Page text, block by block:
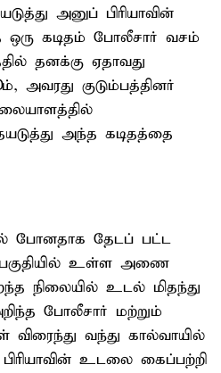
அனுப் பிரியாவின்
ஒரு கடிதம் போலீசார் வசம்
தனக்கு ஏதாவது
அவரது குடும்பத்தினர்
அந்த கடிதத்தை
போனதாக தேடப் பட்ட
பகுதியில் உள்ள அணை
நிலையில் உடல் மிதந்து
போலீசார் மற்றும்
வந்து கால்வாயில்
உடலை கைப்பற்றி